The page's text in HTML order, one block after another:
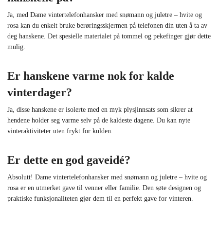
Ja, med Dame vintertelefonhansker med snømann og juletre – hvite og
rosa kan du enkelt bruke berøringsskjermen på telefonen din uten å ta av
deg hanskene. Det spesielle materialet på tommel og pekefinger gjør dette
mulig.
Er hanskene varme nok for kalde
vinterdager?
Ja, disse hanskene er isolerte med en myk plysjinnsats som sikrer at
hendene holder seg varme selv på de kaldeste dagene. Du kan nyte
vinteraktiviteter uten frykt for kulden.
Er dette en god gaveidé?
Absolutt! Dame vintertelefonhansker med snømann og juletre – hvite og
rosa er en utmerket gave til venner eller familie. Den søte designen og
praktiske funksjonaliteten gjør dem til en perfekt gave for vinteren.